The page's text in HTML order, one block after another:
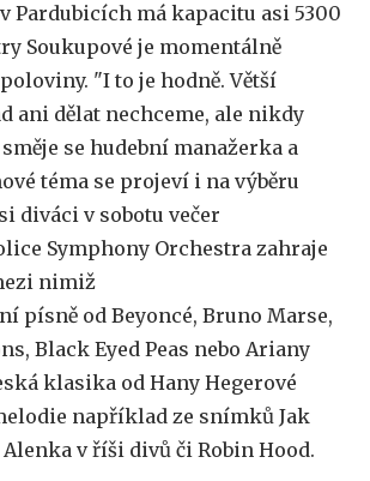
Pardubicích má kapacitu asi 5300
Soukupové je momentálně
"I to je hodně. Větší
ani dělat nechceme, ale nikdy
se hudební manažerka a
téma se projeví i na výběru
diváci v sobotu večer
Symphony Orchestra zahraje
nimiž
písně od Beyoncé, Bruno Marse,
Black Eyed Peas nebo Ariany
klasika od Hany Hegerové
například ze snímků Jak
v říši divů či Robin Hood.